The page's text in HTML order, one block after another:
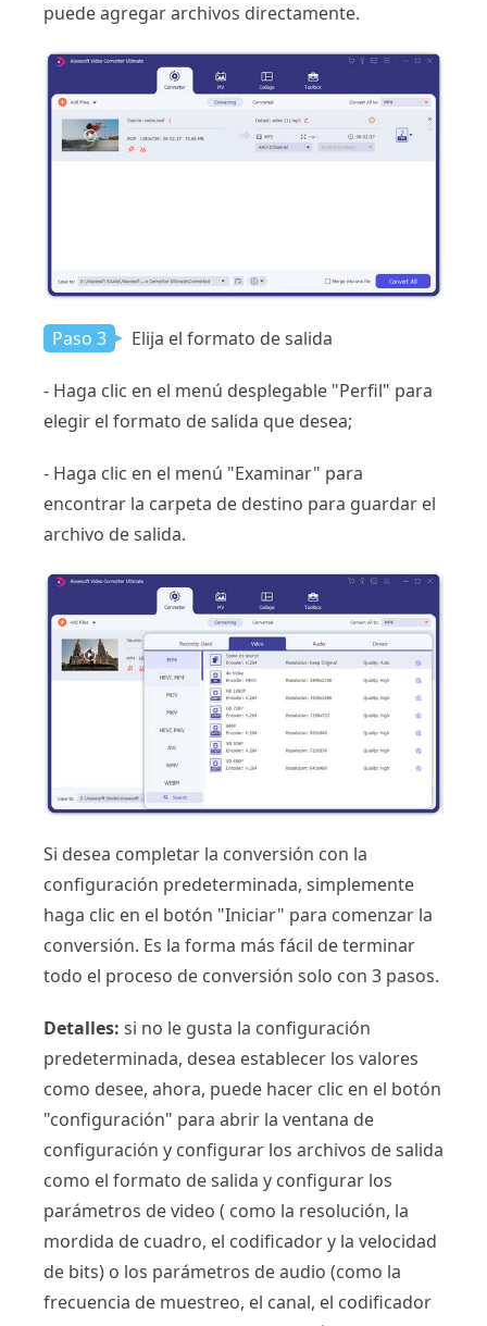
puede agregar archivos directamente.
Paso 3 Elija el formato de salida
- Haga clic en el menú desplegable "Perfil" para
elegir el formato de salida que desea;
- Haga clic en el menú "Examinar" para
encontrar la carpeta de destino para guardar el
archivo de salida.
Si desea completar la conversión con la
configuración predeterminada, simplemente
haga clic en el botón "Iniciar" para comenzar la
conversión. Es la forma más fácil de terminar
todo el proceso de conversión solo con 3 pasos.
Detalles: si no le gusta la configuración
predeterminada, desea establecer los valores
como desee, ahora, puede hacer clic en el botón
"configuración" para abrir la ventana de
configuración y configurar los archivos de salida
como el formato de salida y configurar los
parámetros de video ( como la resolución, la
mordida de cuadro, el codificador y la velocidad
de bits) o los parámetros de audio (como la
frecuencia de muestreo, el canal, el codificador